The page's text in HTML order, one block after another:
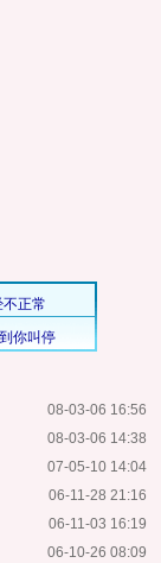
08-03-06 16:56
08-03-06 14:38
07-05-10 14:04
06-11-28 21:16
06-11-03 16:19
06-10-26 08:09